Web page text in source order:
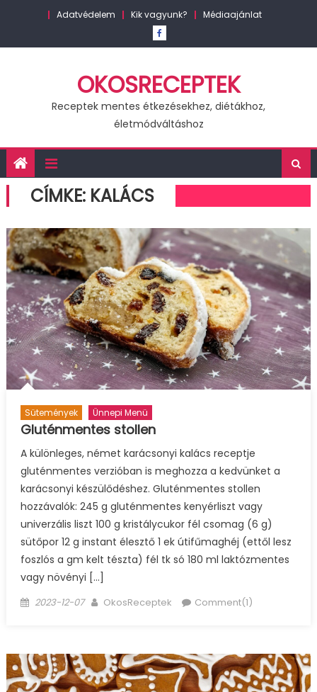
Adatvédelem Kik vagyunk? Médiaajánlat
OKOSRECEPTEK
Receptek mentes étkezésekhez, diétákhoz,
életmódváltáshoz
CÍMKE: KALÁCS
Sütemények Ünnepi Menü
Gluténmentes stollen
A különleges, német karácsonyi kalács receptje
gluténmentes verzióban is meghozza a kedvünket a
karácsonyi készülődéshez. Gluténmentes stollen
hozzávalók: 245 g gluténmentes kenyérliszt vagy
univerzális liszt 100 g kristálycukor fél csomag (6 g)
sütőpor 12 g instant élesztő 1 ek útifűmaghéj (ettől lesz
foszlós a gm kelt tészta) fél tk só 180 ml laktózmentes
vagy növényi […]
Posted
2023-12-07 Author
OkosReceptek Comment(1)